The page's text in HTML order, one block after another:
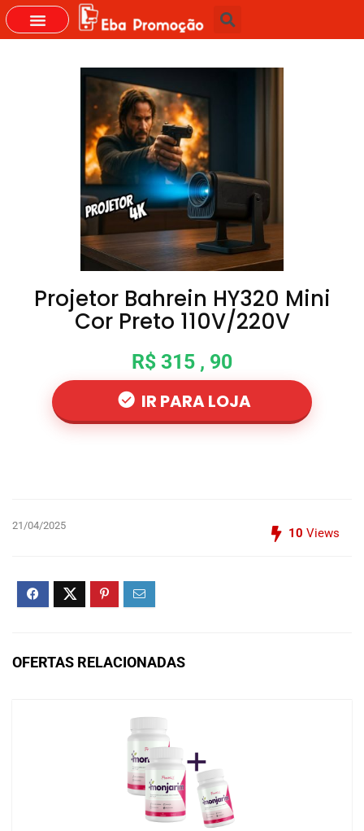
Projetor Bahrein HY320 Mini
Cor Preto 110V/220V
R$ 315 , 90
IR PARA LOJA
21/04/2025
10 Views
OFERTAS RELACIONADAS